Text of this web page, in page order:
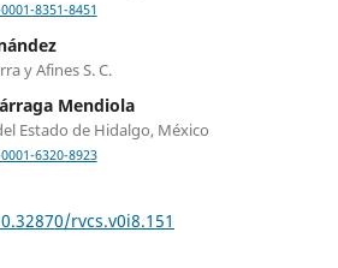
8351-8451
y Afines S. C.
Mendiola
Estado de Hidalgo, México
6320-8923
rvcs.v0i8.151